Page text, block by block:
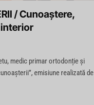
/ Cunoaștere,
medic primar ortodonție și
emisiune realizată de